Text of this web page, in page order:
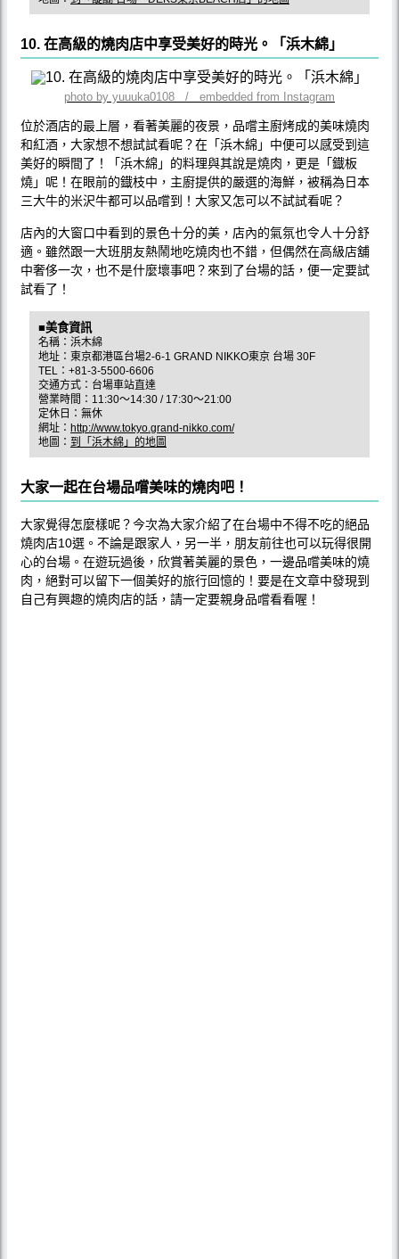
10. 在高級的燒肉店中享受美好的時光。「浜木綿」
photo by yuuuka0108 / embedded from Instagram
位於酒店的最上層，看著美麗的夜景，品嚐主廚烤成的美味燒肉
和紅酒，大家想不想試試看呢？在「浜木綿」中便可以感受到這
美好的瞬間了！「浜木綿」的料理與其說是燒肉，更是「鐡板
燒」呢！在眼前的鐡枝中，主廚提供的嚴選的海鮮，被稱為日本
三大牛的米沢牛都可以品嚐到！大家又怎可以不試試看呢？
店內的大窗口中看到的景色十分的美，店內的氣氛也令人十分舒
適。雖然跟一大班朋友熱鬧地吃燒肉也不錯，但偶然在高級店舖
中奢侈一次，也不是什麼壞事吧？來到了台場的話，便一定要試
試看了！
■美食資訊
名稱：浜木綿
地址：東京都港區台場2-6-1 GRAND NIKKO東京 台場 30F
TEL：+81-3-5500-6606
交通方式：台場車站直達
營業時間：11:30～14:30 / 17:30～21:00
定休日：無休
網址： http://www.tokyo.grand-nikko.com/
地圖： 到「浜木綿」的地圖
大家一起在台場品嚐美味的燒肉吧！
大家覺得怎麼樣呢？今次為大家介紹了在台場中不得不吃的絕品
燒肉店10選。不論是跟家人，另一半，朋友前往也可以玩得很開
心的台場。在遊玩過後，欣賞著美麗的景色，一邊品嚐美味的燒
肉，絕對可以留下一個美好的旅行回憶的！要是在文章中發現到
自己有興趣的燒肉店的話，請一定要親身品嚐看看喔！